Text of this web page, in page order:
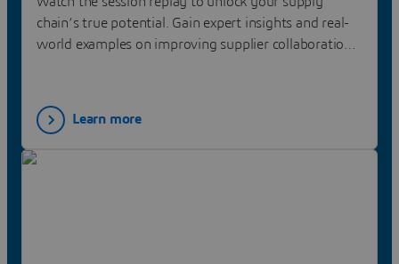
chain’s true potential. Gain expert insights and real-
world examples on improving supplier collaboration,
Learn more